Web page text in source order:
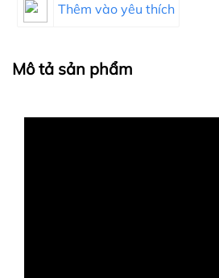
Thêm vào yêu thích
Mô tả sản phẩm